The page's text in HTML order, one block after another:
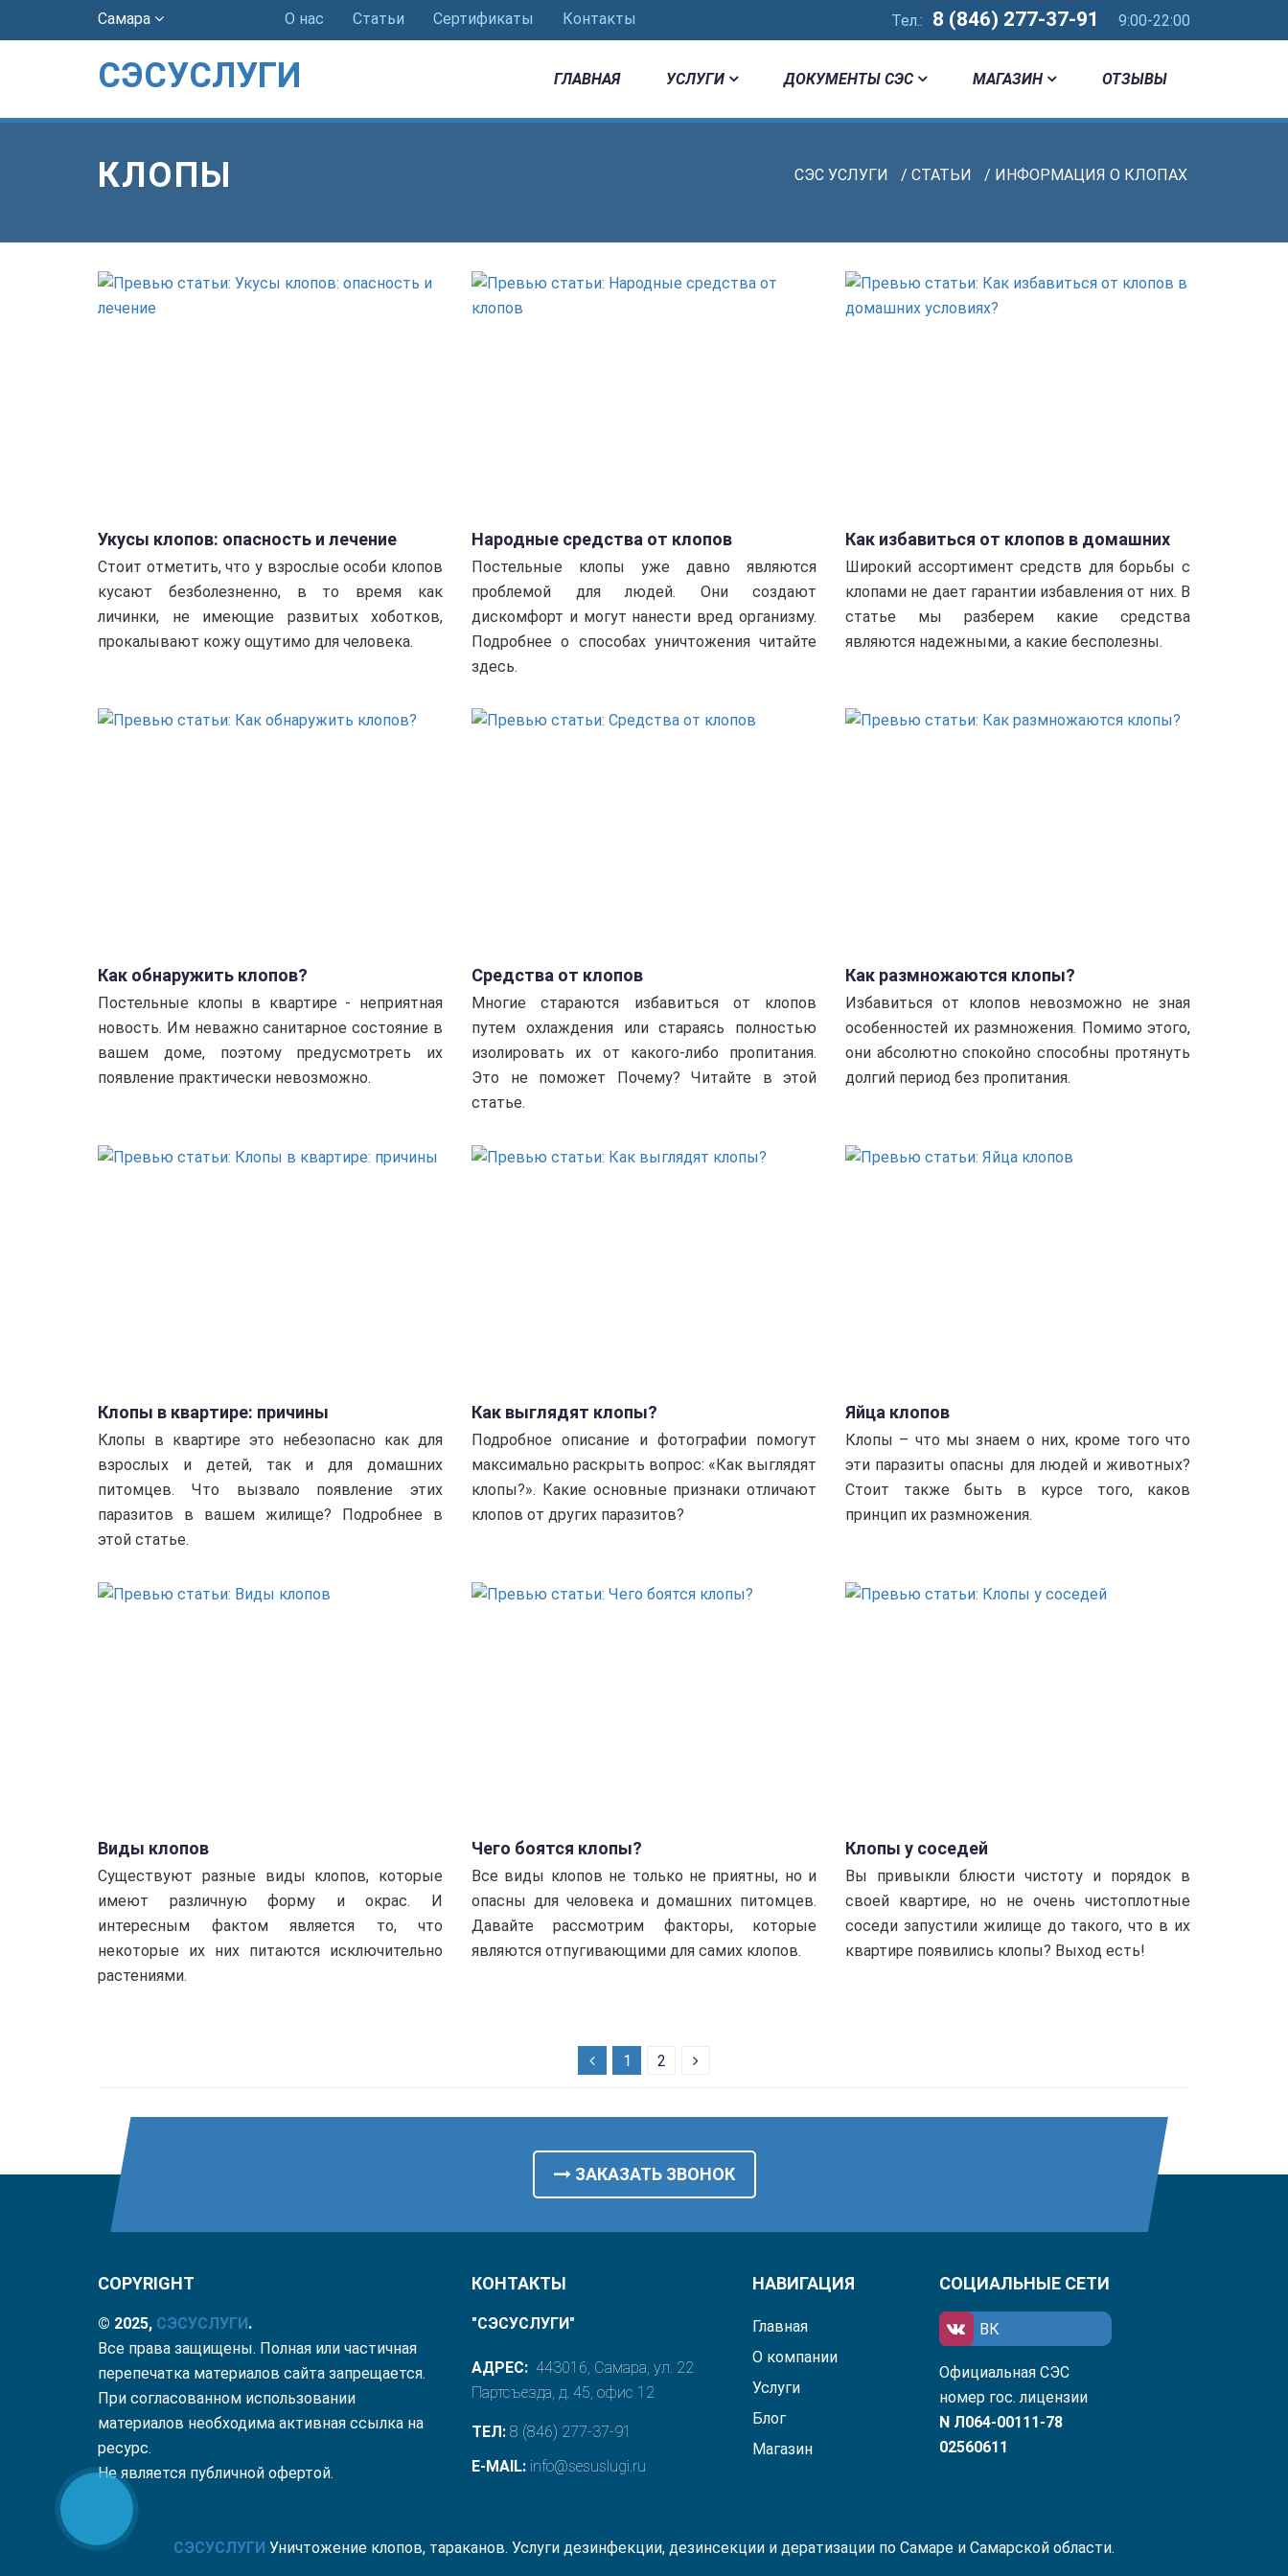
Самара О нас Статьи Сертификаты Контакты Тел.: 8 (846) 277-37-91 9:00-22:00
СЭСУСЛУГИ ГЛАВНАЯ УСЛУГИ ДОКУМЕНТЫ СЭС МАГАЗИН ОТЗЫВЫ
КЛОПЫ СЭС УСЛУГИ / СТАТЬИ / ИНФОРМАЦИЯ О КЛОПАХ
Укусы клопов: опасность и лечение
Стоит отметить, что у взрослые особи клопов
кусают безболезненно, в то время как
личинки, не имеющие развитых хоботков,
прокалывают кожу ощутимо для человека.
Народные средства от клопов
Постельные клопы уже давно являются
проблемой для людей. Они создают
дискомфорт и могут нанести вред организму.
Подробнее о способах уничтожения читайте
здесь.
Как избавиться от клопов в домашних
условиях?
Широкий ассортимент средств для борьбы с
клопами не дает гарантии избавления от них. В
статье мы разберем какие средства
являются надежными, а какие бесполезны.
Как обнаружить клопов?
Постельные клопы в квартире - неприятная
новость. Им неважно санитарное состояние в
вашем доме, поэтому предусмотреть их
появление практически невозможно.
Средства от клопов
Многие стараются избавиться от клопов
путем охлаждения или стараясь полностью
изолировать их от какого-либо пропитания.
Это не поможет Почему? Читайте в этой
статье.
Как размножаются клопы?
Избавиться от клопов невозможно не зная
особенностей их размножения. Помимо этого,
они абсолютно спокойно способны протянуть
долгий период без пропитания.
Клопы в квартире: причины
Клопы в квартире это небезопасно как для
взрослых и детей, так и для домашних
питомцев. Что вызвало появление этих
паразитов в вашем жилище? Подробнее в
этой статье.
Как выглядят клопы?
Подробное описание и фотографии помогут
максимально раскрыть вопрос: «Как выглядят
клопы?». Какие основные признаки отличают
клопов от других паразитов?
Яйца клопов
Клопы – что мы знаем о них, кроме того что
эти паразиты опасны для людей и животных?
Стоит также быть в курсе того, каков
принцип их размножения.
Виды клопов
Существуют разные виды клопов, которые
имеют различную форму и окрас. И
интересным фактом является то, что
некоторые их них питаются исключительно
растениями.
Чего боятся клопы?
Все виды клопов не только не приятны, но и
опасны для человека и домашних питомцев.
Давайте рассмотрим факторы, которые
являются отпугивающими для самих клопов.
Клопы у соседей
Вы привыкли блюсти чистоту и порядок в
своей квартире, но не очень чистоплотные
соседи запустили жилище до такого, что в их
квартире появились клопы? Выход есть!
1 2
ЗАКАЗАТЬ ЗВОНОК
COPYRIGHT
© 2025, СЭСУСЛУГИ .
Все права защищены. Полная или частичная
перепечатка материалов сайта запрещается.
При согласованном использовании
материалов необходима активная ссылка на
ресурс.
Не является публичной офертой.
КОНТАКТЫ
"СЭСУСЛУГИ"
АДРЕС: 443016, Самара, ул. 22
Партсъезда, д. 45, офис 12
ТЕЛ: 8 (846) 277-37-91
E-MAIL: info@sesuslugi.ru
НАВИГАЦИЯ
Главная
О компании
Услуги
Блог
Магазин
СОЦИАЛЬНЫЕ СЕТИ
ВК
Официальная СЭС
номер гос. лицензии
N Л064-00111-78
02560611
СЭСУСЛУГИ Уничтожение клопов, тараканов. Услуги дезинфекции, дезинсекции и дератизации по Самаре и Самарской области.